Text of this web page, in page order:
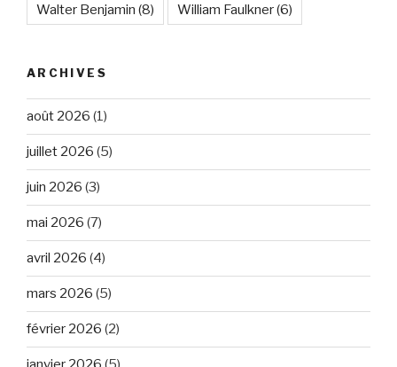
Walter Benjamin (8) William Faulkner(6)
ARCHIVES
août 2026 (1)
juillet 2026 (5)
juin 2026 (3)
mai 2026 (7)
avril 2026 (4)
mars 2026 (5)
février 2026 (2)